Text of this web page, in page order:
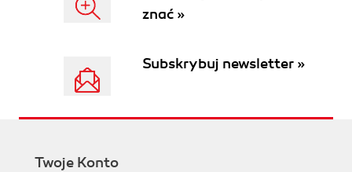
znać »
Subskrybuj newsletter »
Twoje Konto